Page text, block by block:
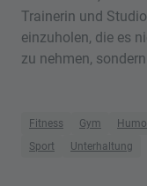
Trainerin und
einzuholen, die es
zu nehmen,
Fitness Gym
Sport
Unterhaltung